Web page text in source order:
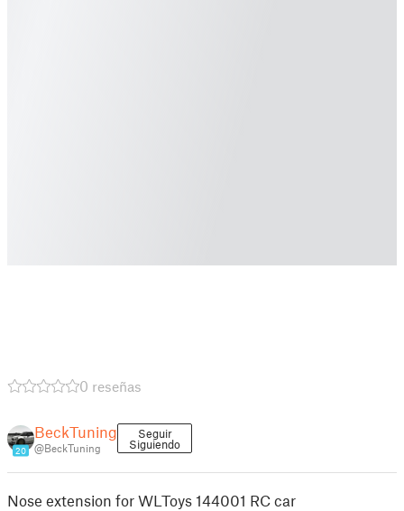
0 reseñas
20
BeckTuning
@BeckTuning
Seguir
Siguiendo
Nose extension for WLToys 144001 RC car